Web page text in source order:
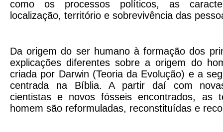
como os processos políticos, as
localização, território e sobrevivência das
Da origem do ser humano à formação dos
explicações diferentes sobre a origem do
criada por Darwin (Teoria da Evolução) e a
centrada na Bíblia. A partir daí com
cientistas e novos fósseis encontrados, as
homem são reformuladas, reconstituídas e